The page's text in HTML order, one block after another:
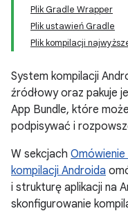
Plik Gradle Wrapper
Plik ustawień Gradle
Plik kompilacji
System kompilacji
źródłowy oraz pakuje
App Bundle, które
podpisywać i
W sekcjach
kompilacji Androida
i strukturę aplikacji na
skonfigurowanie